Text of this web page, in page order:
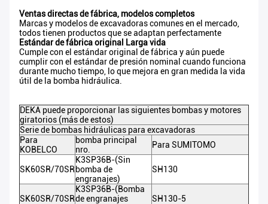
Ventas directas de fábrica, modelos completos
Marcas y modelos de excavadoras comunes en el mercado,
todos tienen productos que se adaptan perfectamente
Estándar de fábrica original Larga vida
Cumple con el estándar original de fábrica y aún puede
cumplir con el estándar de presión nominal cuando funciona
durante mucho tiempo, lo que mejora en gran medida la vida
útil de la bomba hidráulica.
DEKA puede proporcionar las siguientes bombas y motores
giratorios (más de estos)
Serie de bombas hidráulicas para excavadoras
Para
KOBELCO
bomba principal
nro.
Para SUMITOMO
SK60SR/70SR
K3SP36B-(Sin
bomba de
engranajes)
SH130
SK60SR/70SR
K3SP36B-(Bomba
de engranajes
SH130-5